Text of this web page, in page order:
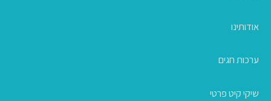
אודותינו
ערכות חגים
שיקי קיט פרטי